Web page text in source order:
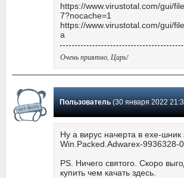
https://www.virustotal.com/gui/
7?nocache=1
https://www.virustotal.com/gui/
a
Очень приятно, Царь!
Пользователь(30 января 2022 21:36) Сообщение #48
Ну а вирус начерта в exe-шник
Win.Packed.Adwarex-9936328-0
PS. Ничего святого. Скоро
купить чем качать здесь.